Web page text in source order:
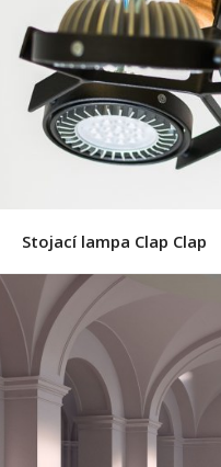
Stojací lampa Clap Clap